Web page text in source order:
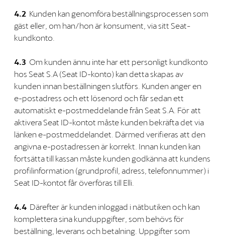
4.2 Kunden kan genomföra beställningsprocessen som
gäst eller, om han/hon är konsument, via sitt Seat-
kundkonto.
4.3 Om kunden ännu inte har ett personligt kundkonto
hos Seat S.A (Seat ID-konto) kan detta skapas av
kunden innan beställningen slutförs. Kunden anger en
e-postadress och ett lösenord och får sedan ett
automatiskt e-postmeddelande från Seat S.A. För att
aktivera Seat ID-kontot måste kunden bekräfta det via
länken e-postmeddelandet. Därmed verifieras att den
angivna e-postadressen är korrekt. Innan kunden kan
fortsätta till kassan måste kunden godkänna att kundens
profilinformation (grundprofil, adress, telefonnummer) i
Seat ID-kontot får överföras till Elli.
4.4 Därefter är kunden inloggad i nätbutiken och kan
komplettera sina kunduppgifter, som behövs för
beställning, leverans och betalning. Uppgifter som